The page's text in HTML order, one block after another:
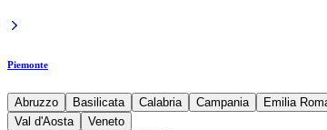
Piemonte
Abruzzo Basilicata Calabria Campania Emilia
Val d'Aosta
Veneto